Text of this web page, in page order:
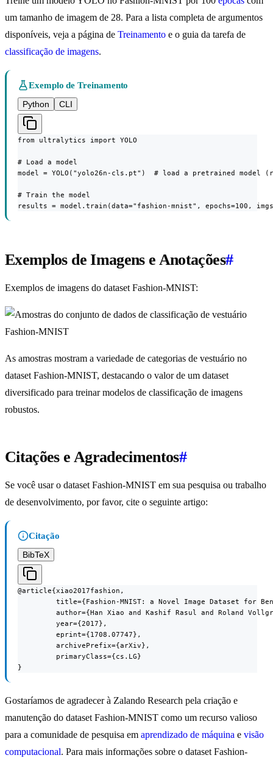
um tamanho de imagem de 28. Para a lista completa de argumentos
disponíveis, veja a página de Treinamento e o guia da tarefa de
classificação de imagens.
Exemplo de Treinamento
Python
CLI
from ultralytics import YOLO
# Load a model
model = YOLO("yolo26n-cls.pt")  # load a pretrained model
# Train the model
results = model.train(data="fashion-mnist", epochs=100,
Exemplos de Imagens e Anotações#
Exemplos de imagens do dataset Fashion-MNIST:
As amostras mostram a variedade de categorias de vestuário no
dataset Fashion-MNIST, destacando o valor de um dataset
diversificado para treinar modelos de classificação de imagens
robustos.
Citações e Agradecimentos#
Se você usar o dataset Fashion-MNIST em sua pesquisa ou trabalho
de desenvolvimento, por favor, cite o seguinte artigo:
Citação
BibTeX
@article{xiao2017fashion,
title={Fashion-MNIST: a Novel Image Dataset for
author={Han Xiao and Kashif Rasul and Roland
         year={2017},
         eprint={1708.07747},
         archivePrefix={arXiv},
         primaryClass={cs.LG}
}
Gostaríamos de agradecer à Zalando Research pela criação e
manutenção do dataset Fashion-MNIST como um recurso valioso
para a comunidade de pesquisa em aprendizado de máquina e visão
computacional. Para mais informações sobre o dataset Fashion-